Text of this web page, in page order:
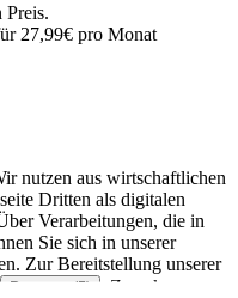
Preis.
27,99€ pro Monat
nutzen aus wirtschaftlichen
Dritten als digitalen
Verarbeitungen, die in
Sie sich in unserer
Zur Bereitstellung unserer
Partnern (5)
. Zwecke: